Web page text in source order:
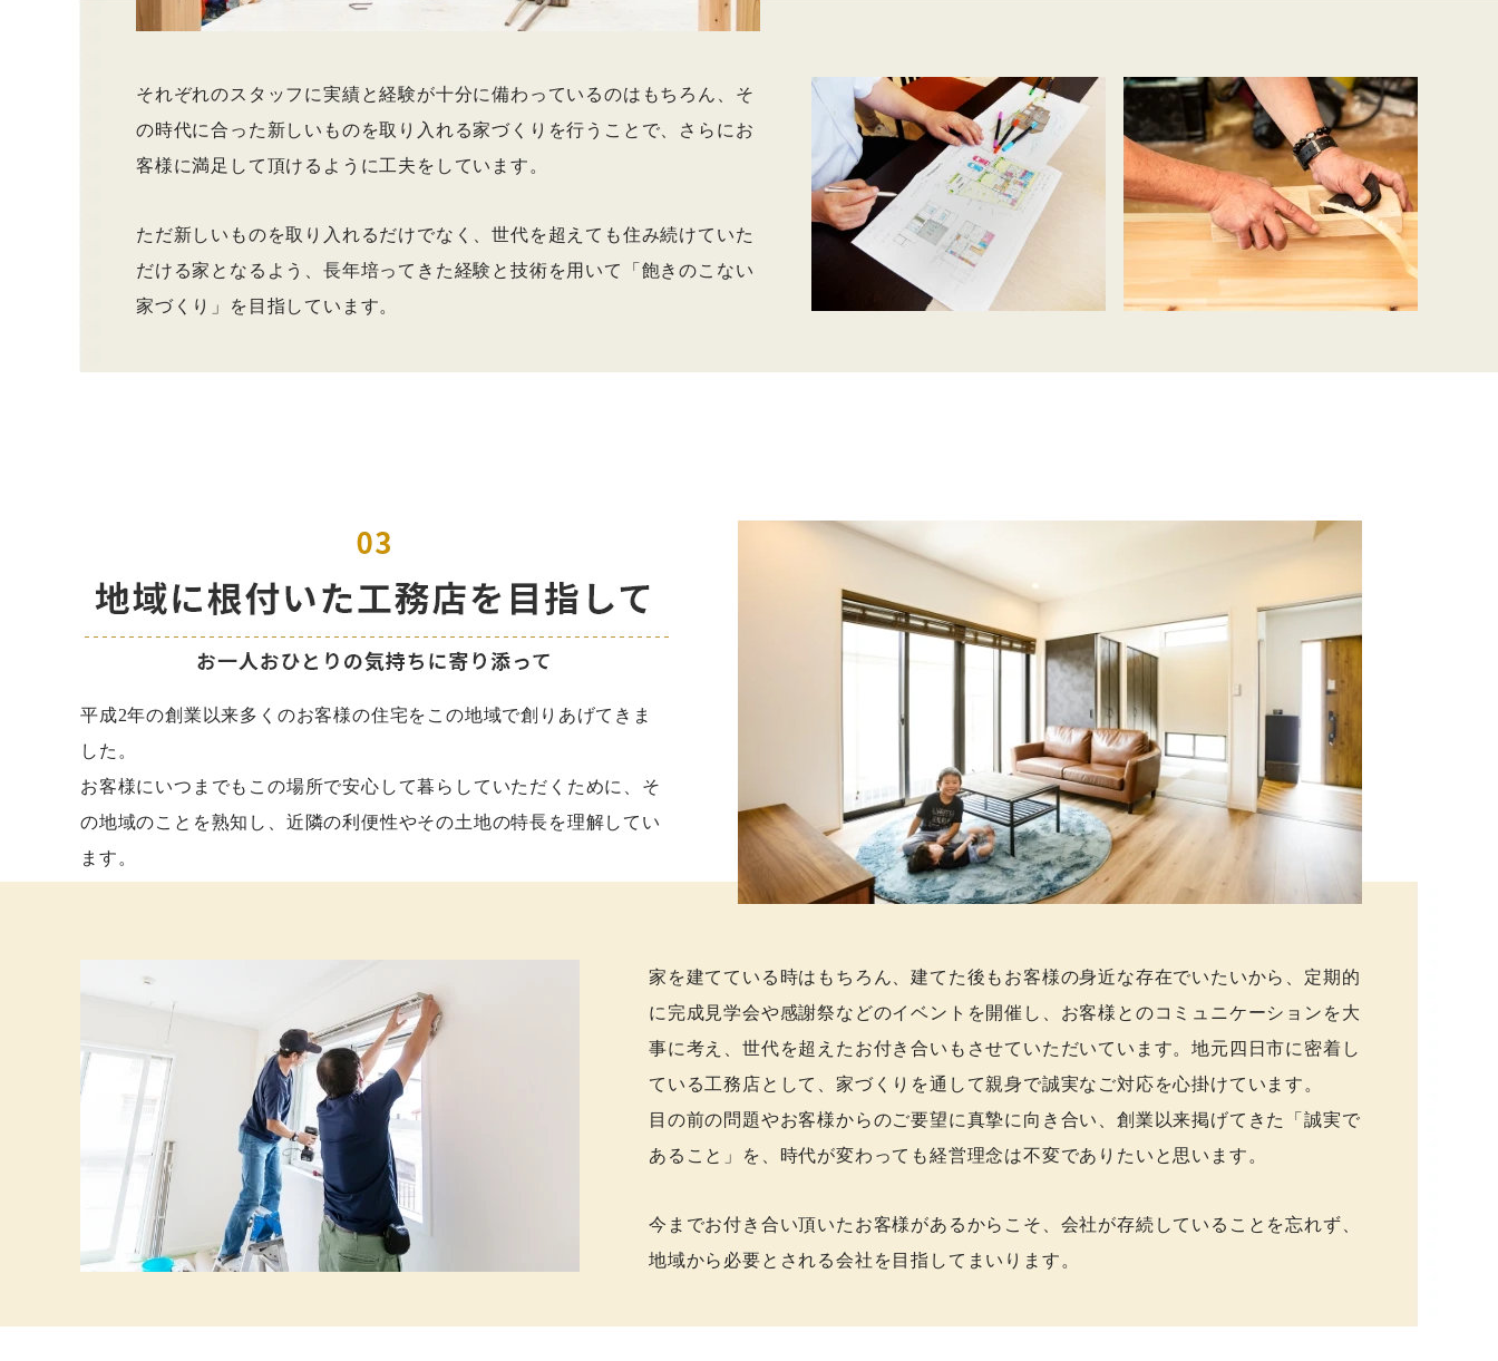
それぞれのスタッフに実績と経験が十分に備わっているのはもちろん、そ
の時代に合った新しいものを取り入れる家づくりを行うことで、さらにお
客様に満足して頂けるように工夫をしています。
ただ新しいものを取り入れるだけでなく、世代を超えても住み続けていた
だける家となるよう、長年培ってきた経験と技術を用いて「飽きのこない
家づくり」を目指しています。
平成2年の創業以来多くのお客様の住宅をこの地域で創りあげてきま
した。
お客様にいつまでもこの場所で安心して暮らしていただくために、そ
の地域のことを熟知し、近隣の利便性やその土地の特長を理解してい
ます。
家を建てている時はもちろん、建てた後もお客様の身近な存在でいたいから、定期的
に完成見学会や感謝祭などのイベントを開催し、お客様とのコミュニケーションを大
事に考え、世代を超えたお付き合いもさせていただいています。地元四日市に密着し
ている工務店として、家づくりを通して親身で誠実なご対応を心掛けています。
目の前の問題やお客様からのご要望に真摯に向き合い、創業以来掲げてきた「誠実で
あること」を、時代が変わっても経営理念は不変でありたいと思います。​
今までお付き合い頂いたお客様があるからこそ、会社が存続していることを忘れず、
地域から必要とされる会社を目指してまいります。​